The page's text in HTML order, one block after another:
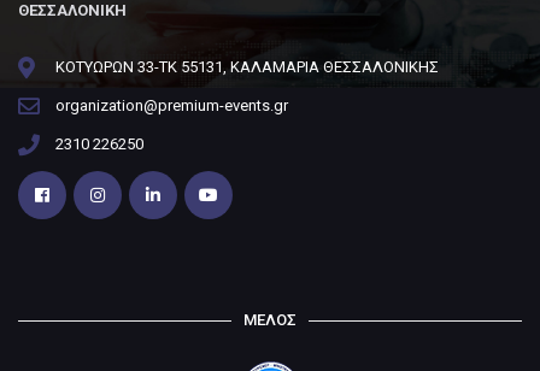
ΘΕΣΣΑΛΟΝΙΚΗ
ΚΟΤΥΩΡΩΝ 33-ΤΚ 55131, ΚΑΛΑΜΑΡΙΑ ΘΕΣΣΑΛΟΝΙΚΗΣ
organization@premium-events.gr
2310 226250
ΜΕΛΟΣ